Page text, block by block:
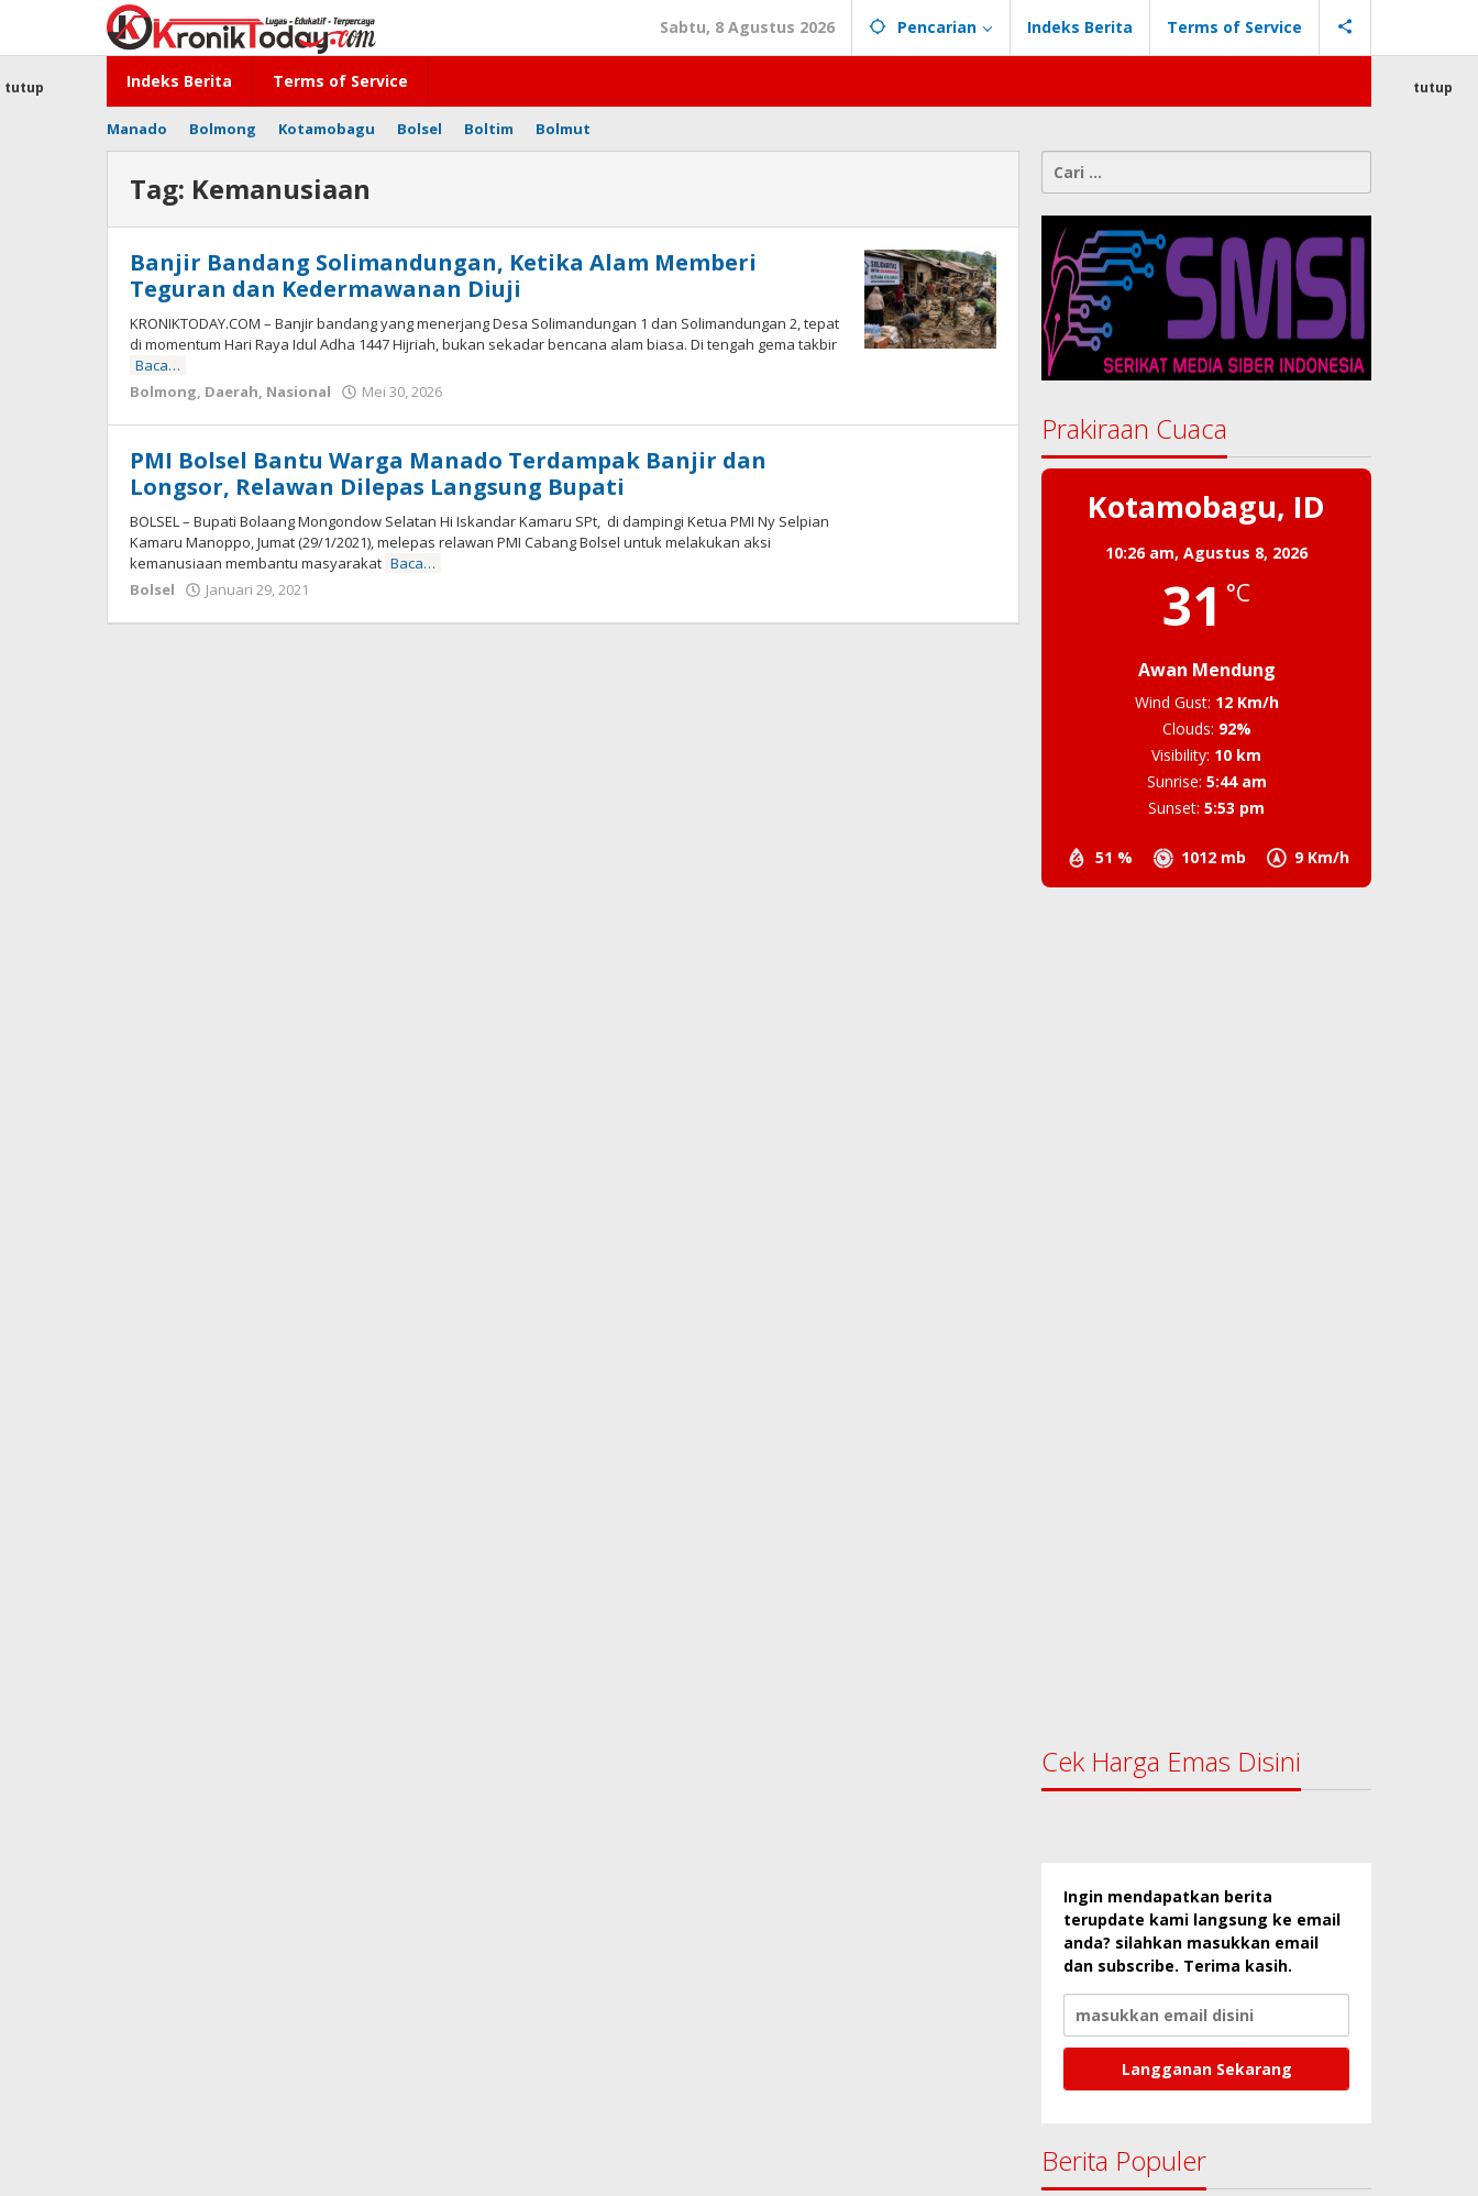
konten
Sabtu, 8 Agustus 2026 Pencarian Indeks Berita Terms of Service
Indeks Berita Terms of Service
Manado Bolmong Kotamobagu Bolsel Boltim Bolmut
tutup tutup
Tag: Kemanusiaan
Banjir Bandang Solimandungan, Ketika Alam Memberi
Teguran dan Kedermawanan Diuji
KRONIKTODAY.COM – Banjir bandang yang menerjang Desa Solimandungan 1 dan Solimandungan 2, tepat
di momentum Hari Raya Idul Adha 1447 Hijriah, bukan sekadar bencana alam biasa. Di tengah gema takbir
Baca…
Bolmong, Daerah, Nasional Mei 30, 2026
PMI Bolsel Bantu Warga Manado Terdampak Banjir dan
Longsor, Relawan Dilepas Langsung Bupati
BOLSEL – Bupati Bolaang Mongondow Selatan Hi Iskandar Kamaru SPt, di dampingi Ketua PMI Ny Selpian
Kamaru Manoppo, Jumat (29/1/2021), melepas relawan PMI Cabang Bolsel untuk melakukan aksi
kemanusiaan membantu masyarakat Baca…
Bolsel
Januari 29, 2021
Cari
untuk:
Prakiraan Cuaca
Kotamobagu, ID
10:26 am,Agustus 8, 2026
31 °C
Awan Mendung
51 % 1012 mb 9 Km/h
Wind Gust: 12 Km/h
Clouds: 92%
Visibility: 10 km
Sunrise: 5:44 am
Sunset: 5:53 pm
Cek Harga Emas Disini
Ingin mendapatkan berita
terupdate kami langsung ke email
anda? silahkan masukkan email
dan subscribe. Terima kasih.
Berita Populer